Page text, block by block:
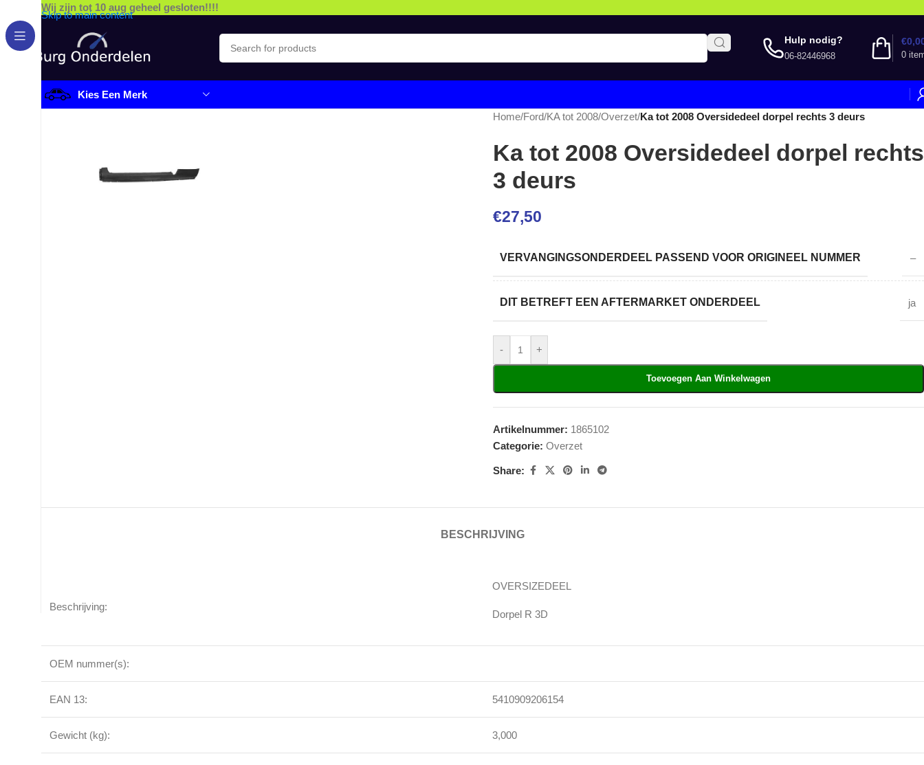
Skip to main content
Wij zijn tot 10 aug geheel gesloten!!!!
Hulp nodig?
06-82446968 0
€
Kies Een Merk
Home/Ford/KA tot 2008/Overzet/Ka tot 2008 Oversidedeel dorpel rechts 3 deurs
Ka tot 2008 Oversidedeel dorpel rechts
3 deurs
€27,50
VERVANGINGSONDERDEEL PASSEND VOOR ORIGINEEL NUMMER –
DIT BETREFT EEN AFTERMARKET ONDERDEEL ja
- +
Toevoegen Aan Winkelwagen
Artikelnummer: 1865102
Categorie: Overzet
Share:
BESCHRIJVING
Beschrijving:
OVERSIZEDEEL
Dorpel R 3D
OEM nummer(s):
EAN 13: 5410909206154
Gewicht (kg): 3,000